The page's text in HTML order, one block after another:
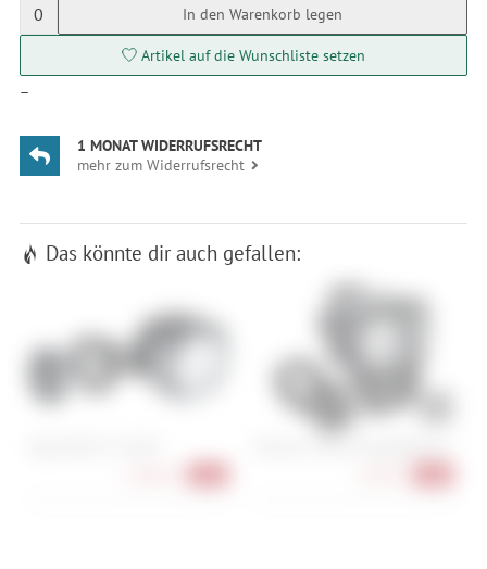
0 In den Warenkorb legen
Artikel auf die Wunschliste setzen
—
1 MONAT WIDERRUFSRECHT
mehr zum Widerrufsrecht
Das könnte dir auch gefallen: